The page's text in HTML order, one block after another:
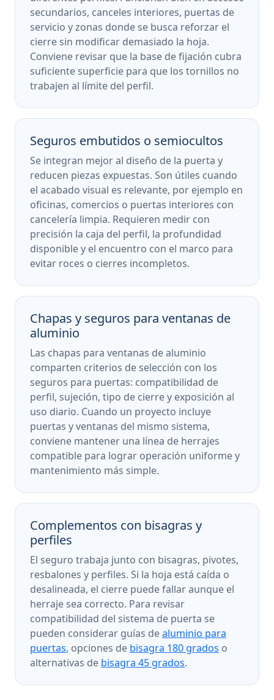
secundarios, canceles interiores, puertas de
servicio y zonas donde se busca reforzar el
cierre sin modificar demasiado la hoja.
Conviene revisar que la base de fijación cubra
suficiente superficie para que los tornillos no
trabajen al límite del perfil.
Seguros embutidos o semiocultos
Se integran mejor al diseño de la puerta y
reducen piezas expuestas. Son útiles cuando
el acabado visual es relevante, por ejemplo en
oficinas, comercios o puertas interiores con
cancelería limpia. Requieren medir con
precisión la caja del perfil, la profundidad
disponible y el encuentro con el marco para
evitar roces o cierres incompletos.
Chapas y seguros para ventanas de
aluminio
Las chapas para ventanas de aluminio
comparten criterios de selección con los
seguros para puertas: compatibilidad de
perfil, sujeción, tipo de cierre y exposición al
uso diario. Cuando un proyecto incluye
puertas y ventanas del mismo sistema,
conviene mantener una línea de herrajes
compatible para lograr operación uniforme y
mantenimiento más simple.
Complementos con bisagras y
perfiles
El seguro trabaja junto con bisagras, pivotes,
resbalones y perfiles. Si la hoja está caída o
desalineada, el cierre puede fallar aunque el
herraje sea correcto. Para revisar
compatibilidad del sistema de puerta se
pueden considerar guías dealuminio para
puertas, opciones de bisagra 180 grados o
alternativas de bisagra 45 grados.